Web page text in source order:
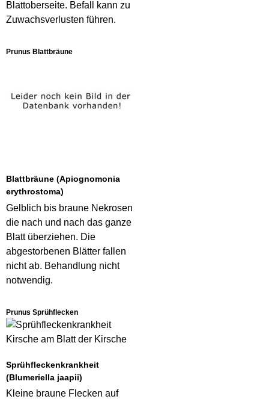
Blattoberseite. Befall kann zu
Zuwachsverlusten führen.
Prunus Blattbräune
Blattbräune (Apiognomonia
erythrostoma)
Gelblich bis braune Nekrosen
die nach und nach das ganze
Blatt überziehen. Die
abgestorbenen Blätter fallen
nicht ab. Behandlung nicht
notwendig.
Prunus Sprühflecken
Sprühfleckenkrankheit
(Blumeriella jaapii)
Kleine braune Flecken auf